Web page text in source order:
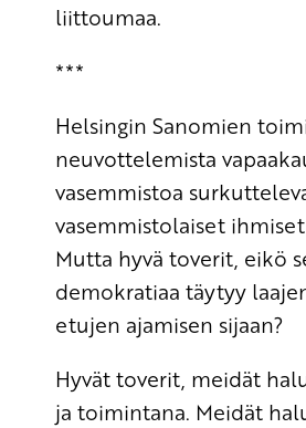
liittoumaa.
***
Helsingin Sanomien
neuvottelemista
vasemmistoa
vasemmistolaiset
Mutta hyvä toverit, eikö
demokratiaa täytyy
etujen ajamisen sijaan?
Hyvät toverit, meidät
ja toimintana. Meidät